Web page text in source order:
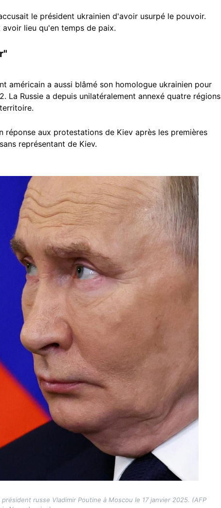
le président ukrainien d'avoir usurpé le pouvoir.
lieu qu'en temps de paix.
américain a aussi blâmé son homologue ukrainien pour
Russie a depuis unilatéralement annexé quatre régions
réponse aux protestations de Kiev après les premières
représentant de Kiev.
russe Vladimir Poutine à Moscou le 17 janvier 2025. (AFP